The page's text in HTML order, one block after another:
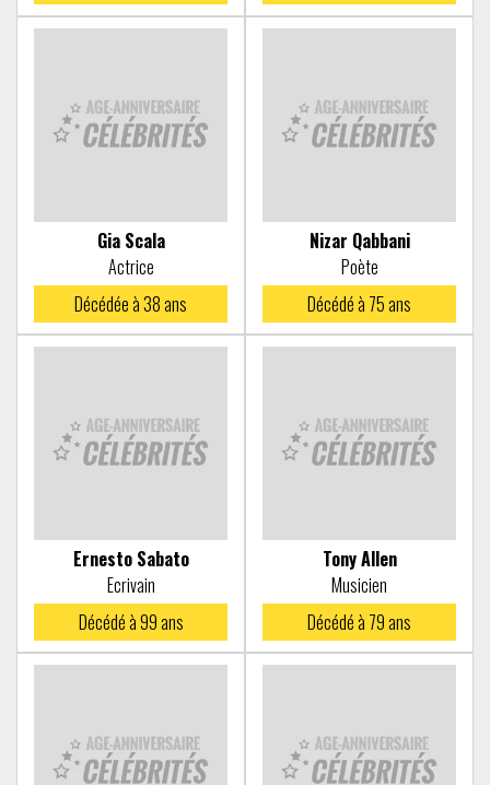
Gia Scala
Actrice
Décédée à38 ans
Nizar Qabbani
Poète
Décédé à 75 ans
Ernesto Sabato
Ecrivain
Décédé à99 ans
Tony Allen
Musicien
Décédé à 79 ans